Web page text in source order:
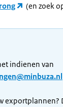
(en zoek
indienen van
exportplannen?